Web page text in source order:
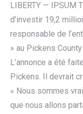
LIBERTY — IPSUM
d’investir 19,2
responsable de
» au Pickens
L’annonce a été
Pickens. Il devrait
« Nous sommes
que nous allons